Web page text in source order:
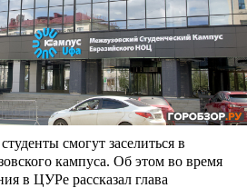
смогут заселиться в
кампуса. Об этом во время
в ЦУРе рассказал глава